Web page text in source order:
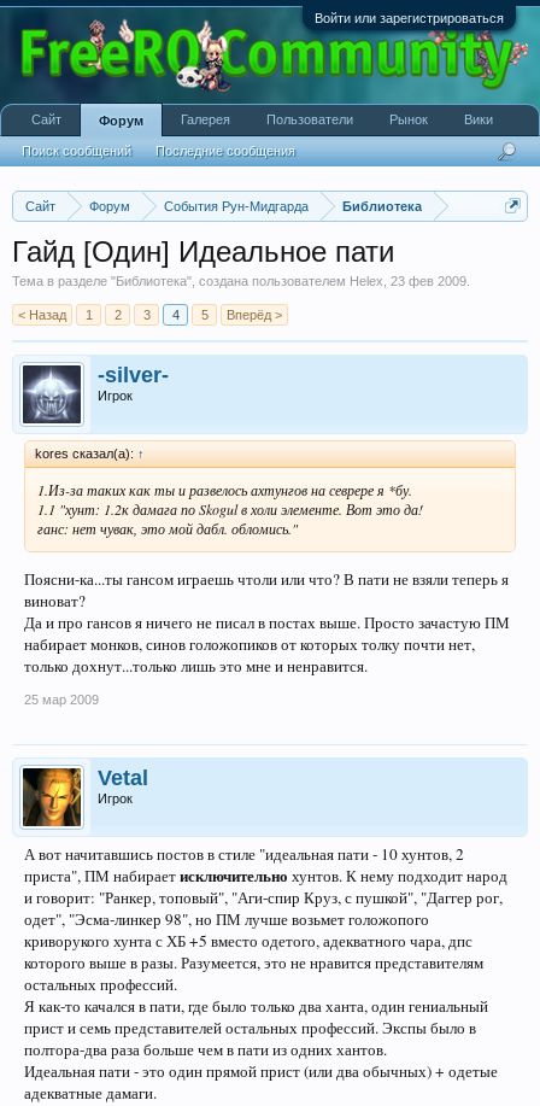
Войти или зарегистрироваться
Сайт Форум События Рун-Мидгарда Библиотека
Гайд [Один] Идеальное пати
Тема в разделе "Библиотека", создана пользователем Helex 23 фев 2009
< Назад 1 2 3 4 5 Вперёд >
-silver-
Игрок
kores сказал(а): ↑
1.Из-за таких как ты и развелось ахтунгов на севрере я *бу.
1.1 "хунт: 1.2к дамага по Skogul в холи элементе. Вот это да!
ганс: нет чувак, это мой дабл. обломись."
Поясни-ка...ты гансом играешь чтоли или что? В пати не взяли теперь я
виноват?
Да и про гансов я ничего не писал в постах выше. Просто зачастую ПМ
набирает монков, синов голожопиков от которых толку почти нет,
только дохнут...только лишь это мне и ненравится.
25 мар 2009
Vetal
Игрок
А вот начитавшись постов в стиле "идеальная пати - 10 хунтов, 2
приста", ПМ набираетисключительно хунтов. К нему подходит народ
и говорит: "Ранкер, топовый", "Аги-спир Круз, с пушкой", "Даггер рог,
одет", "Эсма-линкер 98", но ПМ лучше возьмет голожопого
криворукого хунта с ХБ +5 вместо одетого, адекватного чара, дпс
которого выше в разы. Разумеется, это не нравится представителям
остальных профессий.
Я как-то качался в пати, где было только два ханта, один гениальный
прист и семь представителей остальных профессий. Экспы было в
полтора-два раза больше чем в пати из одних хантов.
Идеальная пати - это один прямой прист (или два обычных) + одетые
адекватные дамаги.
Сайт Форум
Поиск сообщений Последние сообщения
Галерея Пользователи Рынок Вики